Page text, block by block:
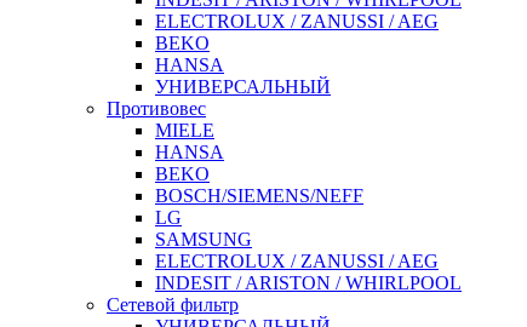
ELECTROLUX / ZANUSSI / AEG
BEKO
HANSA
УНИВЕРСАЛЬНЫЙ
Противовес
MIELE
HANSA
BEKO
BOSCH/SIEMENS/NEFF
LG
SAMSUNG
ELECTROLUX / ZANUSSI / AEG
INDESIT / ARISTON / WHIRLPOOL
Сетевой фильтр